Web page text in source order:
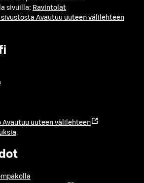
sivuilla: Ravintolat
Avautuu uuteen välilehteen
Avautuu uuteen välilehteen